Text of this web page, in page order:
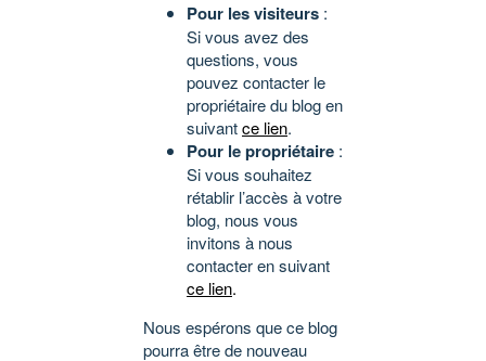
Pour les visiteurs :
Si vous avez des
questions, vous
pouvez contacter le
propriétaire du blog en
suivantce lien.
Pour le propriétaire :
Si vous souhaitez
rétablir l’accès à votre
blog, nous vous
invitons à nous
contacter en suivant
ce lien.
Nous espérons que ce blog
pourra être de nouveau